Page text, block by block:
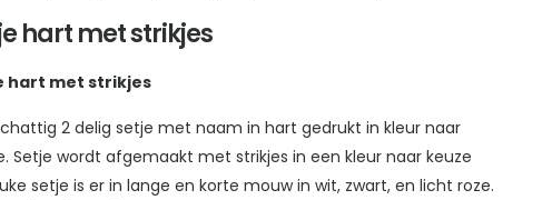
hart met strikjes
hart met strikjes
2 delig setje met naam in hart gedrukt in kleur naar
Setje wordt afgemaakt met strikjes in een kleur naar keuze
setje is er in lange en korte mouw in wit, zwart, en licht roze.